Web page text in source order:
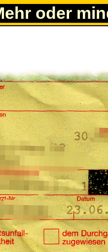
oder